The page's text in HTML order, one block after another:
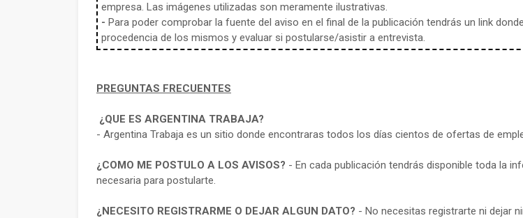
empresa. Las imágenes utilizadas son meramente ilustrativas.
- Para poder comprobar la fuente del aviso en el final de la publicación tendrás un link
procedencia de los mismos y evaluar si postularse/asistir a entrevista.
PREGUNTAS FRECUENTES
¿QUE ES ARGENTINA TRABAJA?
- Argentina Trabaja es un sitio donde encontraras todos los días cientos de ofertas de
¿COMO ME POSTULO A LOS AVISOS? - En cada publicación tendrás disponible toda la
necesaria para postularte.
¿NECESITO REGISTRARME O DEJAR ALGUN DATO? - No necesitas registrarte ni dejar